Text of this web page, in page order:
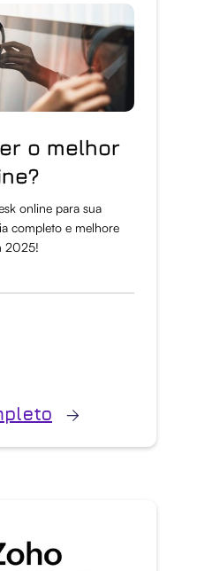
o melhor
online para sua
completo e melhore
2025!